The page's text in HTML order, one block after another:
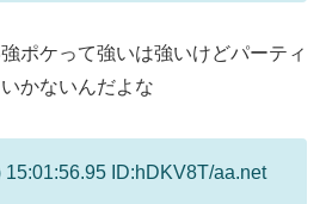
ポケって強いは強いけどパーティ
かないんだよな
15:01:56.95 ID:hDKV8T/aa.net